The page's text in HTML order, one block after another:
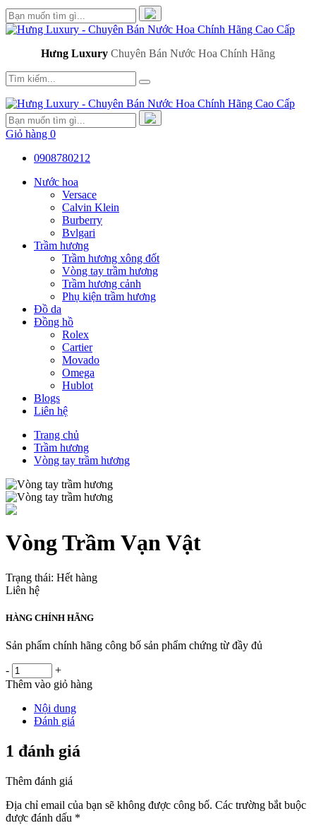
Hưng Luxury Chuyên Bán Nước Hoa Chính Hãng
Giỏ hàng 0
0908780212
Nước hoa
Versace
Calvin Klein
Burberry
Bvlgari
Trầm hương
Trầm hương xông đốt
Vòng tay trầm hương
Trầm hương cảnh
Phụ kiện trầm hương
Đồ da
Đồng hồ
Rolex
Cartier
Movado
Omega
Hublot
Blogs
Liên hệ
Trang chủ
Trầm hương
Vòng tay trầm hương
Vòng Trầm Vạn Vật
Trạng thái: Hết hàng
Liên hệ
HÀNG CHÍNH HÃNG
Sản phẩm chính hãng công bố sản phẩm chứng từ đầy đủ
-
+
Thêm vào giỏ hàng
Nội dung
Đánh giá
1 đánh giá
Thêm đánh giá
Địa chỉ email của bạn sẽ không được công bố. Các trường bắt buộc
được đánh dấu *